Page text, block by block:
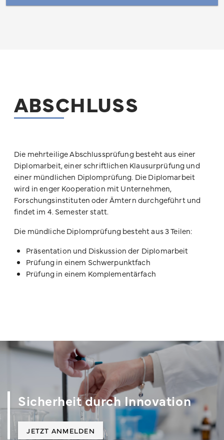
ABSCHLUSS
Die mehrteilige Abschlussprüfung besteht aus einer
Diplomarbeit, einer schriftlichen Klausurprüfung und
einer mündlichen Diplomprüfung. Die Diplomarbeit
wird in enger Kooperation mit Unternehmen,
Forschungsinstituten oder Ämtern durchgeführt und
findet im 4. Semester statt.
Die mündliche Diplomprüfung besteht aus 3 Teilen:
Präsentation und Diskussion der Diplomarbeit
Prüfung in einem Schwerpunktfach
Prüfung in einem Komplementärfach
Sicherheit durch Innovation
JETZT ANMELDEN